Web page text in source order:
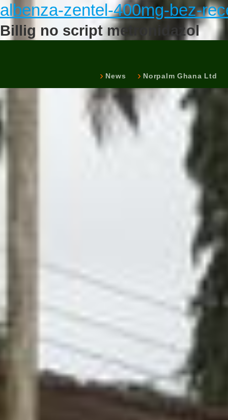
albenza-zentel-400mg-bez-
Billig no script metronidazol
News Norpalm Ghana Ltd